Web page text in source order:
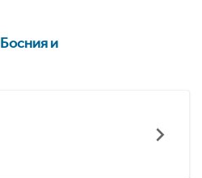
Босния и